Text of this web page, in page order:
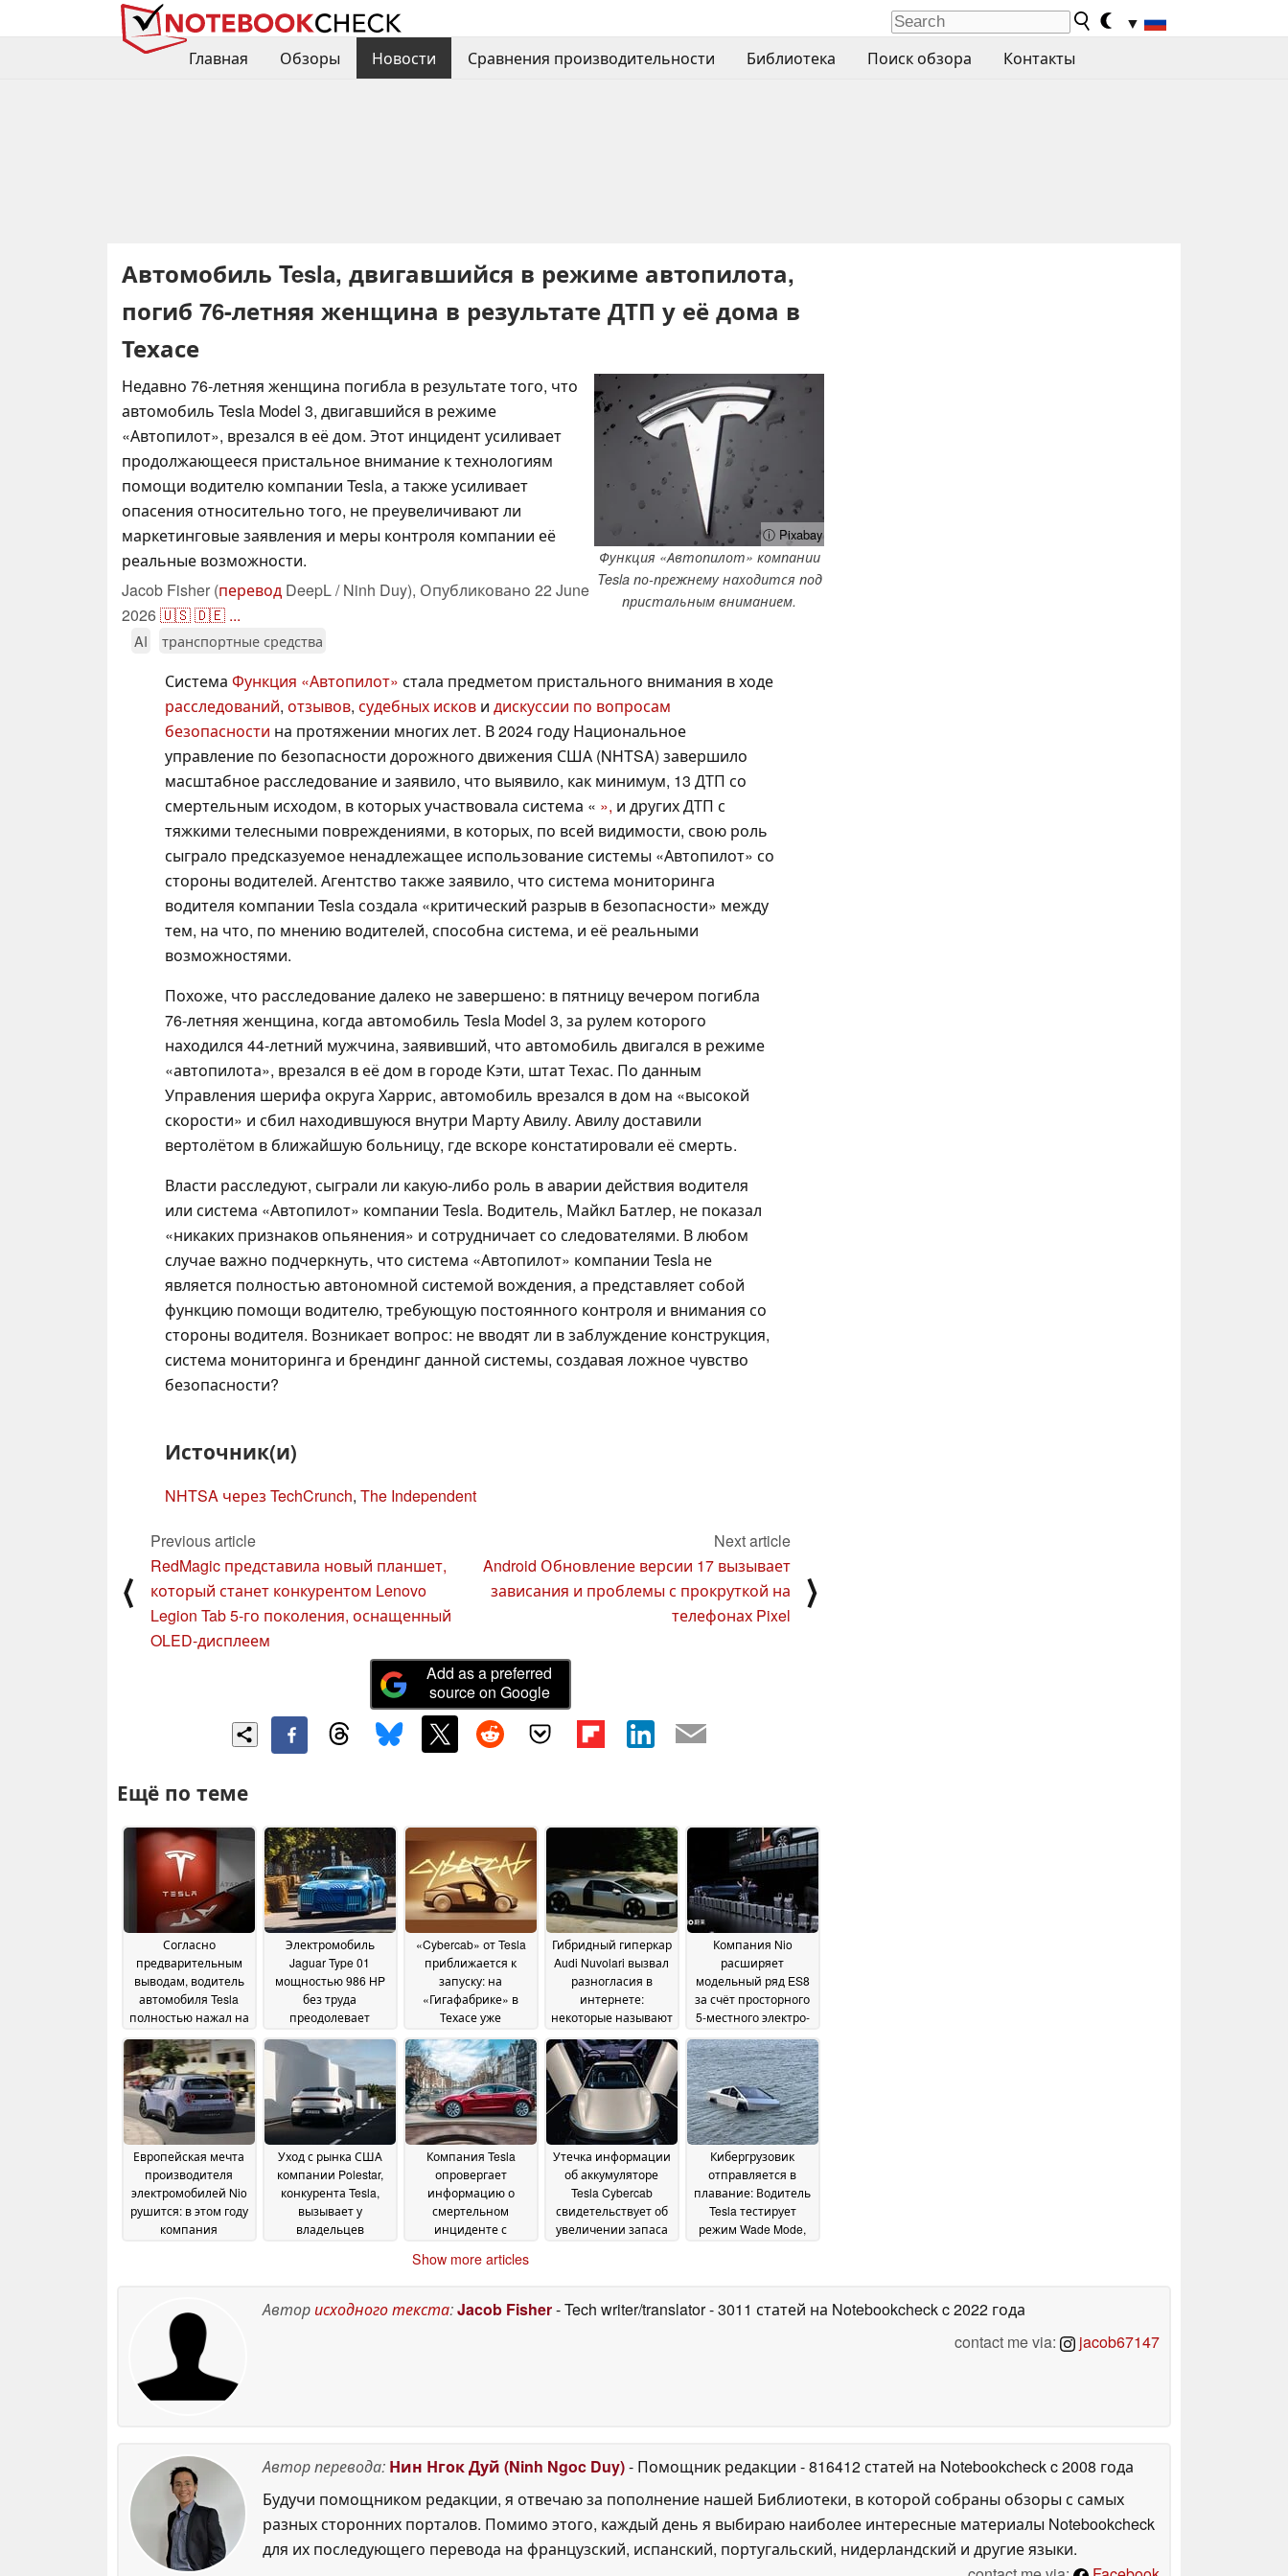
▼
Главная
Обзоры Новости Сравнения производительности Библиотека Поиск обзора Контакты
Автомобиль Tesla, двигавшийся в режиме автопилота,
погиб 76-летняя женщина в результате ДТП у её дома в
Техасе
ⓘ Pixabay
Функция «Автопилот» компании
Tesla по-прежнему находится под
пристальным вниманием.
Недавно 76-летняя женщина погибла в результате того, что
автомобиль Tesla Model 3, двигавшийся в режиме
«Автопилот», врезался в её дом. Этот инцидент усиливает
продолжающееся пристальное внимание к технологиям
помощи водителю компании Tesla, а также усиливает
опасения относительно того, не преувеличивают ли
маркетинговые заявления и меры контроля компании её
реальные возможности.
Jacob Fisher (перевод DeepL / Ninh Duy), Опубликовано 22 June
2026🇺🇸🇩🇪 ...
AI транспортные средства
Система Функция «Автопилот» стала предметом пристального внимания в ходе
расследований, отзывов, судебных исков и дискуссии по вопросам
безопасности на протяжении многих лет. В 2024 году Национальное
управление по безопасности дорожного движения США (NHTSA) завершило
масштабное расследование и заявило, что выявило, как минимум, 13 ДТП со
смертельным исходом, в которых участвовала система « », и других ДТП с
тяжкими телесными повреждениями, в которых, по всей видимости, свою роль
сыграло предсказуемое ненадлежащее использование системы «Автопилот» со
стороны водителей. Агентство также заявило, что система мониторинга
водителя компании Tesla создала «критический разрыв в безопасности» между
тем, на что, по мнению водителей, способна система, и её реальными
возможностями.
Похоже, что расследование далеко не завершено: в пятницу вечером погибла
76-летняя женщина, когда автомобиль Tesla Model 3, за рулем которого
находился 44-летний мужчина, заявивший, что автомобиль двигался в режиме
«автопилота», врезался в её дом в городе Кэти, штат Техас. По данным
Управления шерифа округа Харрис, автомобиль врезался в дом на «высокой
скорости» и сбил находившуюся внутри Марту Авилу. Авилу доставили
вертолётом в ближайшую больницу, где вскоре констатировали её смерть.
Власти расследуют, сыграли ли какую-либо роль в аварии действия водителя
или система «Автопилот» компании Tesla. Водитель, Майкл Батлер, не показал
«никаких признаков опьянения» и сотрудничает со следователями. В любом
случае важно подчеркнуть, что система «Автопилот» компании Tesla не
является полностью автономной системой вождения, а представляет собой
функцию помощи водителю, требующую постоянного контроля и внимания со
стороны водителя. Возникает вопрос: не вводят ли в заблуждение конструкция,
система мониторинга и брендинг данной системы, создавая ложное чувство
безопасности?
Источник(и)
NHTSA через TechCrunch, The Independent
⟨
Previous article
RedMagic представила новый планшет,
который станет конкурентом Lenovo
Legion Tab 5-го поколения, оснащенный
OLED-дисплеем
Next article
Android Обновление версии 17 вызывает
зависания и проблемы с прокруткой на
телефонах Pixel
⟩
Add as a preferred
source on Google
Ещё по теме
Согласно
предварительным
выводам, водитель
автомобиля Tesla
полностью нажал на
аварией17 July 2026
Электромобиль
Jaguar Type 01
мощностью 986 HP
без труда
преодолевает
автолюбители
называют его
«быстрым
холодильником»14
July 2026
«Cybercab» от Tesla
приближается к
запуску: на
«Гигафабрике» в
Техасе уже
для сотрудников,
более 100 роботакси
готовы к
эксплуатации14 July
2026
Гибридный гиперкар
Audi Nuvolari вызвал
разногласия в
интернете:
некоторые называют
Cybertruck»13 July 2026
Компания Nio
расширяет
модельный ряд ES8
за счёт просторного
5-местного электро-
12 July 2026
Европейская мечта
производителя
электромобилей Nio
рушится: в этом году
компания
Уход с рынка США
компании Polestar,
конкурента Tesla,
вызывает у
владельцев
стоимости при
перепродаже и
Компания Tesla
опровергает
информацию о
смертельном
инциденте с
пояснив, что
педаль газа вместо
тормоза
Утечка информации
об аккумуляторе
Tesla Cybercab
свидетельствует об
увеличении запаса
Кибергрузовик
отправляется в
плавание: Водитель
Tesla тестирует
режим Wade Mode,
Show more articles
Авторисходного текста:Jacob Fisher- Tech writer/translator- 3011 статей на Notebookcheckc 2022 года
contact me via:
jacob67147
Автор перевода: Нин Нгок Дуй (Ninh Ngoc Duy)- Помощник редакции - 816412 статей на Notebookcheckc 2008 года
Будучи помощником редакции, я отвечаю за пополнение нашей Библиотеки, в которой собраны обзоры с самых
разных сторонних порталов. Помимо этого, каждый день я выбираю наиболее интересные материалы Notebookcheck
для их последующего перевода на французский, испанский, португальский, нидерландский и другие языки.